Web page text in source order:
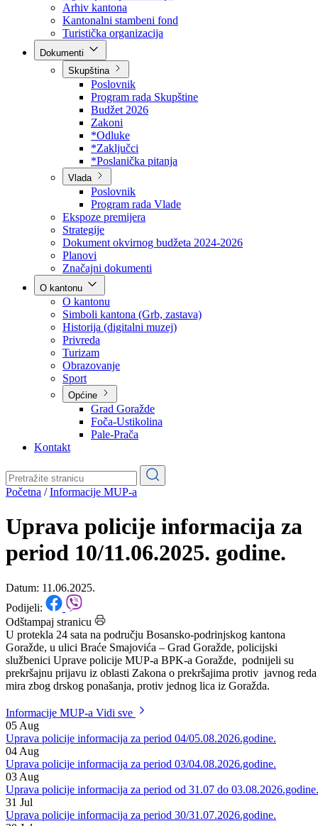
BPK šume
RTV BPK
Agencija za privatizaciju
Arhiv kantona
Kantonalni stambeni fond
Turistička organizacija
Skupština
Poslovnik
Program rada Skupštine
Budžet 2026
Zakoni
*Odluke
*Zaključci
*Poslanička pitanja
Vlada
Poslovnik
Program rada Vlade
Ekspoze premijera
Strategije
Dokument okvirnog budžeta 2024-2026
Planovi
Značajni dokumenti
O kantonu
O kantonu
Simboli kantona (Grb, zastava)
Historija (digitalni muzej)
Privreda
Turizam
Obrazovanje
Općine
Pale-Prača
Kontakt
Početna/Informacije MUP-a
Uprava policije informacija za
period 10/11.06.2025. godine.
Datum: 11.06.2025.
Podijeli:
Odštampaj stranicu
U protekla 24 sata na području Bosansko-podrinjskog kantona
Goražde, u ulici Braće Smajovića – Grad Goražde, policijski
prekršajnu prijavu iz oblasti Zakona o prekršajima protiv javnog
mira zbog drskog ponašanja, protiv jednog lica iz Goražda.
Informacije MUP-a
05Aug
Uprava policije informacija za period 04/05.08.2026.godine.
04Aug
Uprava policije informacija za period 03/04.08.2026.godine.
03Aug